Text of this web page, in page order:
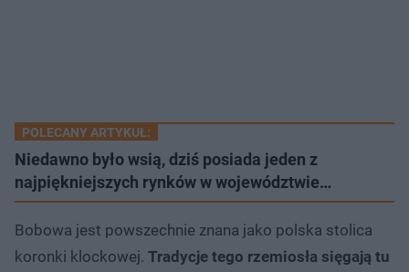
POLECANY ARTYKUŁ:
Niedawno było wsią, dziś posiada jeden z
najpiękniejszych rynków w województwie…
Bobowa jest powszechnie znana jako polska stolica
koronki klockowej. Tradycje tego rzemiosła sięgają tu